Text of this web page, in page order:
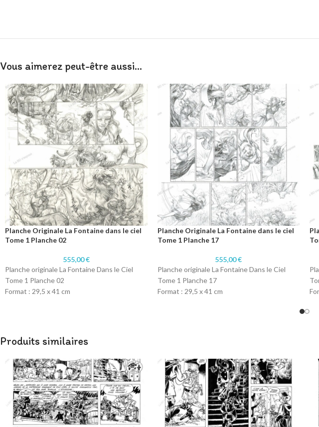
Vous aimerez peut-être aussi…
Planche Originale La Fontaine dans le ciel
Tome 1 Planche 02
555,00€
Planche originale La Fontaine Dans le Ciel
Tome 1 Planche 02
Format : 29,5 x 41 cm
Planche Originale La Fontaine dans le ciel
Tome 1 Planche 17
555,00€
Planche originale La Fontaine Dans le Ciel
Tome 1 Planche 17
Format : 29,5 x 41 cm
Produits similaires